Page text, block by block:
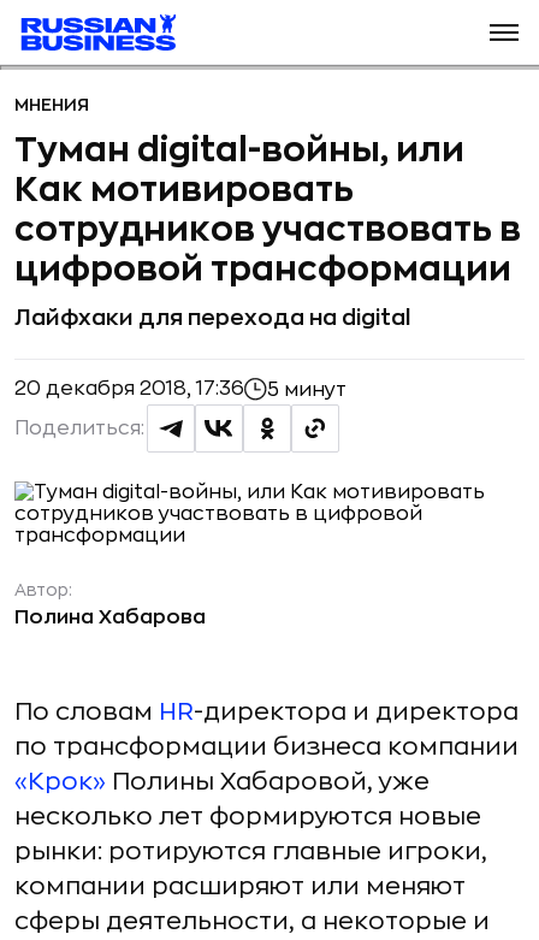
МНЕНИЯ
Туман digital-войны, или
Как мотивировать
сотрудников участвовать в
цифровой трансформации
Лайфхаки для перехода на digital
20 декабря 2018, 17:36 5 минут
Поделиться:
Автор:
Полина Хабарова
По словам HR-директора и директора
по трансформации бизнеса компании
«Крок» Полины Хабаровой, уже
несколько лет формируются новые
рынки: ротируются главные игроки,
компании расширяют или меняют
сферы деятельности, а некоторые и